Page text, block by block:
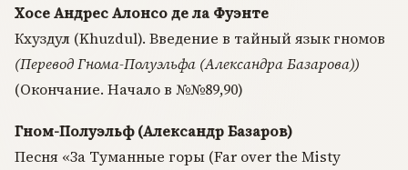
Хосе Андрес Алонсо де ла Фуэнте
Кхуздул (Khuzdul). Введение в тайный язык гномов
(Перевод Гнома-Полуэльфа (Александра Базарова))
(Окончание. Начало в №№89,90)
Гном-Полуэльф (Александр Базаров)
Песня «За Туманные горы (Far over the Misty